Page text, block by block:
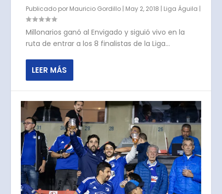
Publicado por Mauricio Gordillo | May 2, 2018 | Liga Águila |
Millonarios ganó al Envigado y siguió vivo en la
ruta de entrar a los 8 finalistas de la Liga...
LEER MÁS